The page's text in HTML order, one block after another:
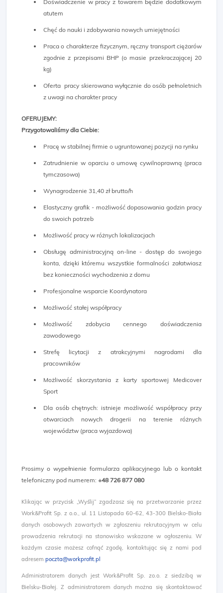
Doświadczenie w pracy z towarem będzie dodatkowym
atutem
Chęć do nauki i zdobywania nowych umiejętności
Praca o charakterze fizycznym, ręczny transport ciężarów
zgodnie z przepisami BHP (o masie przekraczającej 20
kg)
Oferta pracy skierowana wyłącznie do osób pełnoletnich
z uwagi na charakter pracy
OFERUJEMY:
Przygotowaliśmy dla Ciebie:
Pracę w stabilnej firmie o ugruntowanej pozycji na rynku
Zatrudnienie w oparciu o umowę cywilnoprawną (praca
tymczasowa)
Wynagrodzenie 31,40 zł brutto/h
Elastyczny grafik - możliwość dopasowania godzin pracy
do swoich potrzeb
Możliwość pracy w różnych lokalizacjach
Obsługę administracyjną on-line - dostęp do swojego
konta, dzięki któremu wszystkie formalności załatwiasz
bez konieczności wychodzenia z domu
Profesjonalne wsparcie Koordynatora
Możliwość stałej współpracy
Możliwość zdobycia cennego doświadczenia
zawodowego
Strefę licytacji z atrakcyjnymi nagrodami dla
pracowników
Możliwość skorzystania z karty sportowej Medicover
Sport
Dla osób chętnych: istnieje możliwość współpracy przy
otwarciach nowych drogerii na terenie różnych
województw (praca wyjazdowa)
Prosimy o wypełnienie formularza aplikacyjnego lub o kontakt
telefoniczny pod numerem: +48 726 877 080
Klikając w przycisk „Wyślij” zgadzasz się na przetwarzanie przez
Work&Profit Sp. z o.o., ul. 11 Listopada 60-62, 43-300 Bielsko-Biała
danych osobowych zawartych w zgłoszeniu rekrutacyjnym w celu
prowadzenia rekrutacji na stanowisko wskazane w ogłoszeniu. W
każdym czasie możesz cofnąć zgodę, kontaktując się z nami pod
adresem poczta@workprofit.pl
Administratorem danych jest Work&Profit Sp. zo.o. z siedzibą w
Bielsku-Białej. Z administratorem danych można się skontaktować